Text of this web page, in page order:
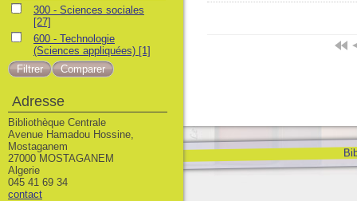
300 - Sciences sociales
[27]
600 - Technologie
(Sciences appliquées) [1]
Adresse
Bibliothèque Centrale
Avenue Hamadou Hossine,
Mostaganem
27000 MOSTAGANEM
Algerie
045 41 69 34
contact